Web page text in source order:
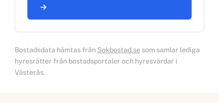
→
Bostadsdata hämtas från Sokbostad.se som samlar lediga
hyresrätter från bostadsportaler och hyresvärdar i
Västerås.